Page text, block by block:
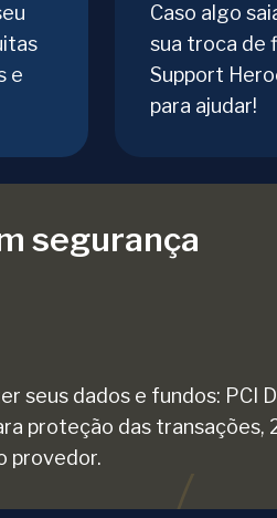
e
Caso algo
sua troca de
Support
para ajudar!
segurança
seus dados e fundos: PCI
proteção das transações,
provedor.